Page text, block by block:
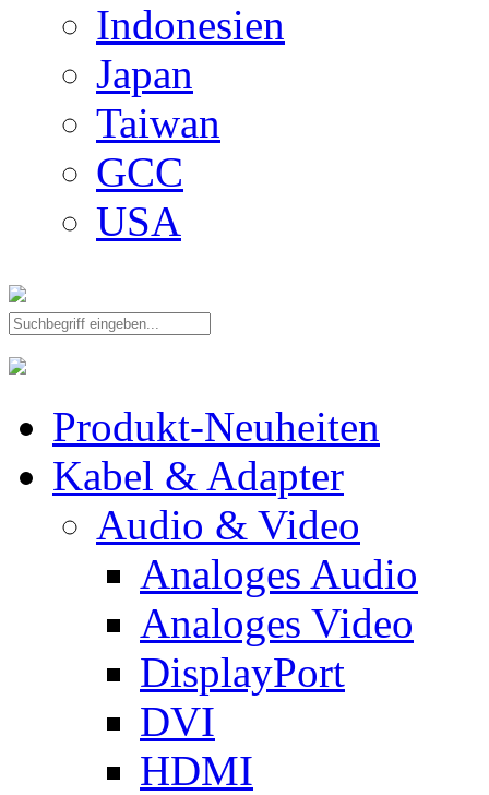
Indonesien
Japan
Taiwan
GCC
USA
Produkt-Neuheiten
Kabel & Adapter
Audio & Video
Analoges Audio
Analoges Video
DisplayPort
DVI
HDMI